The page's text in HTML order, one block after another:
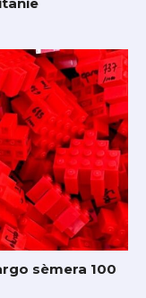
sèmera 100